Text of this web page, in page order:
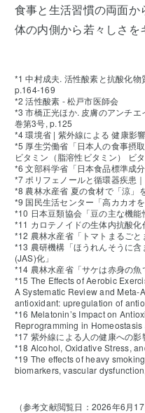
食事と生活習慣の両面か
体の内側から若々しさを
*1 中村成夫. 活性酸素と抗酸化
p.164-169
*2 活性酸素 - 松戸市医師会
*3 市橋正光ほか. 皮膚のアンチ
巻第3号, p.125
*4 環境省 | 紫外線による 健康影響
*5 厚生労働省「日本人の食事摂
ビタミン（脂溶性ビタミン） ビ
*6 文部科学省「日本食品標準成
*7 ポリフェノールと循環器疾患
*8 農林水産省 夏の食材で「涼」
*9 国民生活センター「高カカオ
*10 日本豆類協会「豆の主な機能
*11 カロテノイドの生体内抗酸
*12 農林水産省「トマトまるごと
*13 農研機構「ほうれんそうに
(JAS)化」
*14 農林水産省「サケは赤身の魚
*15 The Effects of Aerobic
A Systematic Review and
antioxidant: upregulation of
*16 Melatonin’s Impact on
Reprogramming in
*17 紫外線による人の健康への
*18 Alcohol, Oxidative Stress,
*19 The effects of heavy
biomarkers, vascular
（参考文献閲覧日：2026年6月17